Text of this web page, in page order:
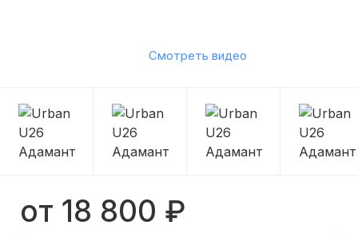
Смотреть видео
от 18 800 ₽